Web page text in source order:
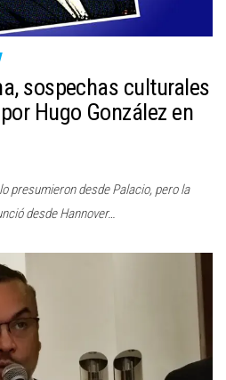
sospechas culturales
Hugo González en
presumieron desde Palacio, pero la
desde Hannover…